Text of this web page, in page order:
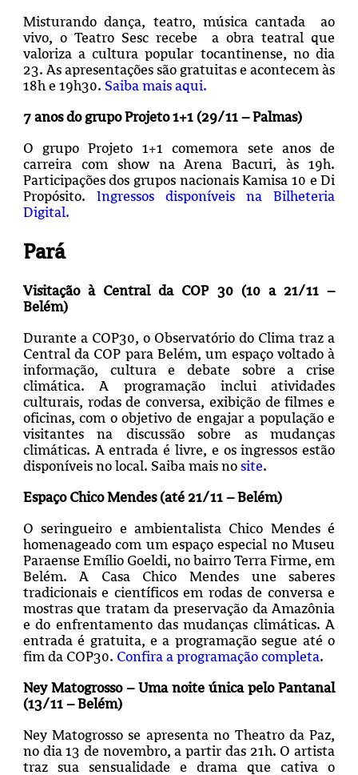
Misturando dança, teatro, música cantada ao
vivo, o Teatro Sesc recebe a obra teatral que
valoriza a cultura popular tocantinense, no dia
23. As apresentações são gratuitas e acontecem às
18h e 19h30. Saiba mais aqui.
7 anos do grupo Projeto 1+1 (29/11 – Palmas)
O grupo Projeto 1+1 comemora sete anos de
carreira com show na Arena Bacuri, às 19h.
Participações dos grupos nacionais Kamisa 10 e Di
Propósito. Ingressos disponíveis na Bilheteria
Digital.
Pará
Visitação à Central da COP 30 (10 a 21/11 –
Belém)
Durante a COP30, o Observatório do Clima traz a
Central da COP para Belém, um espaço voltado à
informação, cultura e debate sobre a crise
climática. A programação inclui atividades
culturais, rodas de conversa, exibição de filmes e
oficinas, com o objetivo de engajar a população e
visitantes na discussão sobre as mudanças
climáticas. A entrada é livre, e os ingressos estão
disponíveis no local. Saiba mais no site.
Espaço Chico Mendes (até 21/11 – Belém)
O seringueiro e ambientalista Chico Mendes é
homenageado com um espaço especial no Museu
Paraense Emílio Goeldi, no bairro Terra Firme, em
Belém. A Casa Chico Mendes une saberes
tradicionais e científicos em rodas de conversa e
mostras que tratam da preservação da Amazônia
e do enfrentamento das mudanças climáticas. A
entrada é gratuita, e a programação segue até o
fim da COP30. Confira a programação completa.
Ney Matogrosso – Uma noite única pelo Pantanal
(13/11 – Belém)
Ney Matogrosso se apresenta no Theatro da Paz,
no dia 13 de novembro, a partir das 21h. O artista
traz sua sensualidade e drama que cativa o